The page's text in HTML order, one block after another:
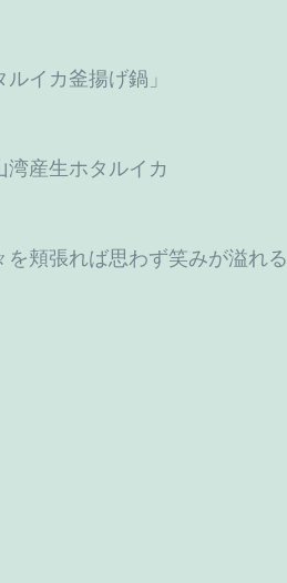
イカ釜揚げ鍋」
産生ホタルイカ
頬張れば思わず笑みが溢れる